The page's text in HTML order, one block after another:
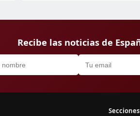
Recibe las noticias de
Secciones